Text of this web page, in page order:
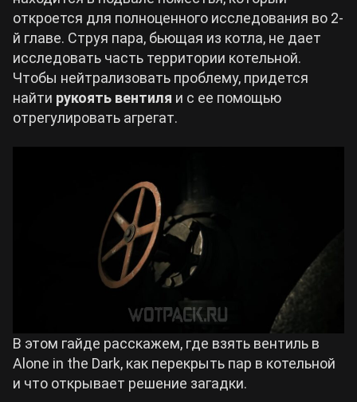
Crimson Desert
Zenless Zone Zero
Path of Exile 2
Wuthering Waves
Hogwarts Legacy
Cyberpunk 2077
Билды Arknights: Endfield
Билды Wuthering Waves
Билды Path of Exile 2
откроется для полноценного исследования во 2-
й главе. Струя пара, бьющая из котла, не дает
исследовать часть территории котельной.
Чтобы нейтрализовать проблему, придется
найти рукоять вентиля и с ее помощью
отрегулировать агрегат.
В этом гайде расскажем, где взять вентиль в
Alone in the Dark, как перекрыть пар в котельной
и что открывает решение загадки.